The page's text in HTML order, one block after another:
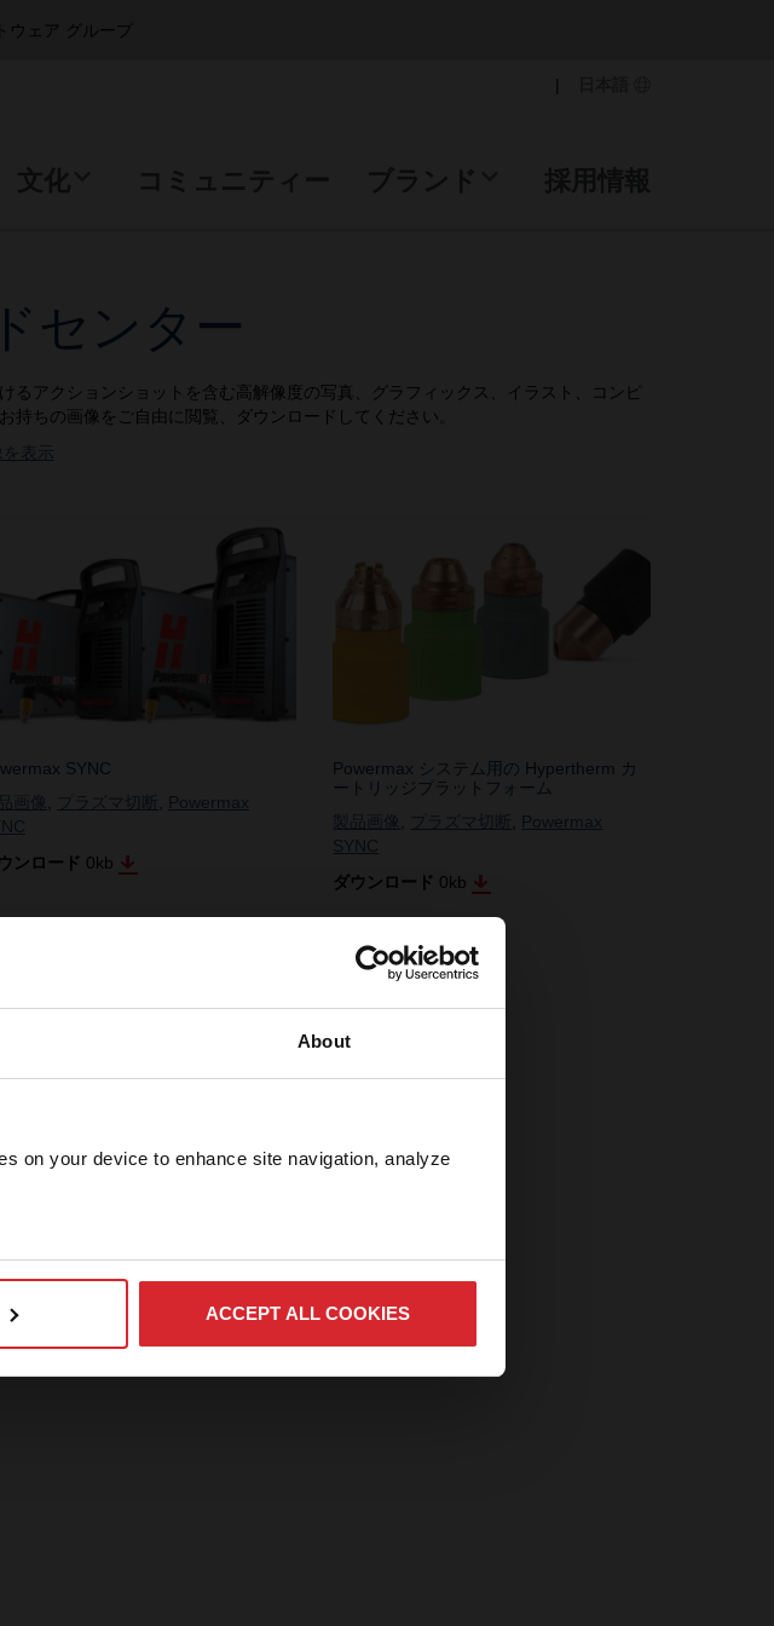
About
on your device to enhance site navigation, analyze
ACCEPT ALL COOKIES
ウェア グループ
|
センター
るアクションショットを含む高解像度の写真、グラフィックス、イラスト、コンピ
持ちの画像をご自由に閲覧、ダウンロードしてください。
表示
SYNC
画像
プラズマ切断
Powermax
ンロード 0kb
Powermax システム用の Hypertherm カ
ートリッジプラットフォーム
製品画像
プラズマ切断
Powermax
SYNC
ダウンロード 0kb
ターにログイ